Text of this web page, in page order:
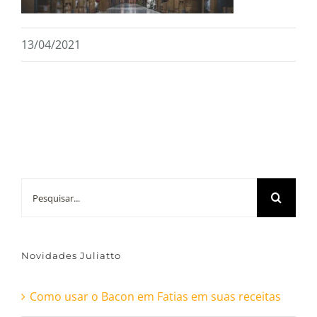
13/04/2021
Novidades Juliatto
Como usar o Bacon em Fatias em suas receitas